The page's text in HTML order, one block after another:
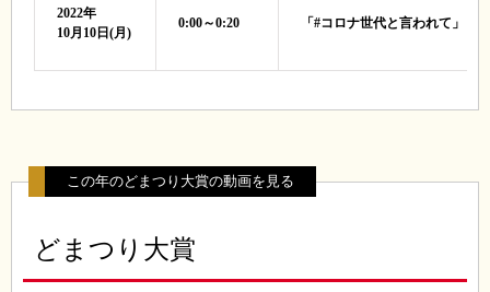
2022年
10月10日(月)
0:00～0:20 「#コロナ世代と言われて」
この年のどまつり大賞の動画を見る
どまつり大賞